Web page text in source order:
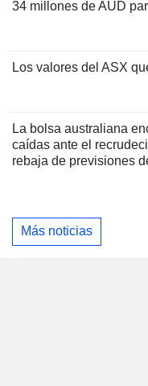
34 millones de AUD
Los valores del ASX
La bolsa australiana
caídas ante el
rebaja de previsiones
Más noticias